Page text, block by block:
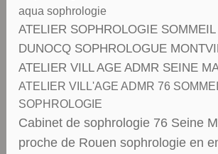
aqua sophrologie
ATELIER SOPHROLOGIE
DUNOCQ SOPHROLOGUE
ATELIER VILL AGE ADMR SEINE
ATELIER VILL'AGE ADMR 76
SOPHROLOGIE
Cabinet de sophrologie 76 Seine
proche de Rouen sophrologie en